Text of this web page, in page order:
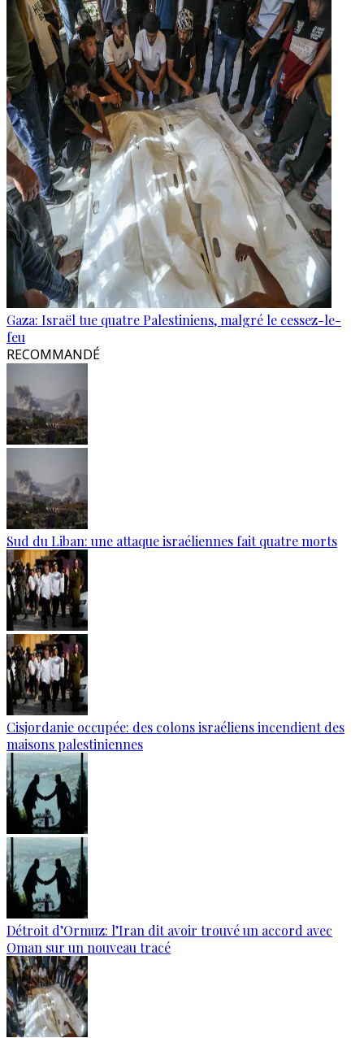
Gaza: Israël tue quatre Palestiniens, malgré le cessez-le-
feu
RECOMMANDÉ
Sud du Liban: une attaque israéliennes fait quatre morts
Cisjordanie occupée: des colons israéliens incendient des
maisons palestiniennes
Détroit d’Ormuz: l’Iran dit avoir trouvé un accord avec
Oman sur un nouveau tracé